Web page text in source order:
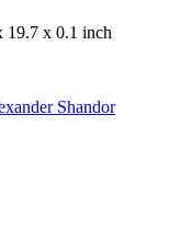
19.7 x 0.1 inch